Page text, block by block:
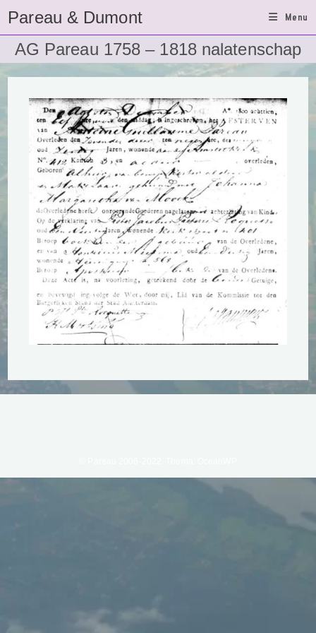
naar
inhoud
Pareau & Dumont Menu
AG Pareau 1758 – 1818 nalatenschap